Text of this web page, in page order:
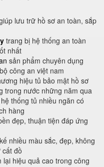
lưu trữ hồ sơ an toàn, sắp
trang bị hệ thống an toàn
nhất
sản phẩm chuyên dụng
công an việt nam
hiệu tủ bảo mật hồ sơ
trong nước những năm qua
hệ thống tủ nhiều ngăn có
hàng
đẹp, thuận tiện đáp ứng
nhiều màu sắc, đẹp, không
đồ
lại hiệu quả cao trong công